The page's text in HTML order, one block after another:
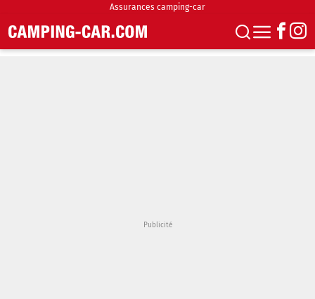
Assurances camping-car